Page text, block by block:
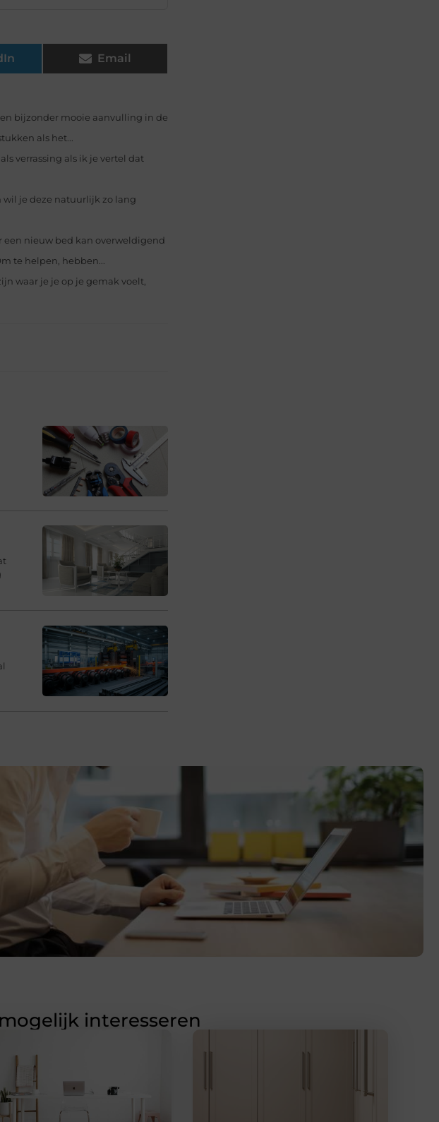
Email
bijzonder mooie aanvulling in de
als het...
verrassing als ik je vertel dat
wil je deze natuurlijk zo lang
een nieuw bed kan overweldigend
te helpen, hebben...
waar je je op je gemak voelt,
interesseren